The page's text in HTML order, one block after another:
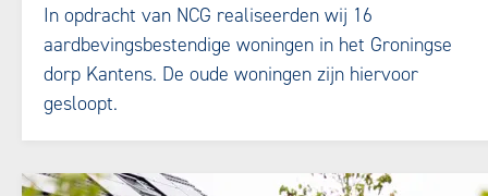
In opdracht van NCG realiseerden wij 16
aardbevingsbestendige woningen in het Groningse
dorp Kantens. De oude woningen zijn hiervoor
gesloopt.